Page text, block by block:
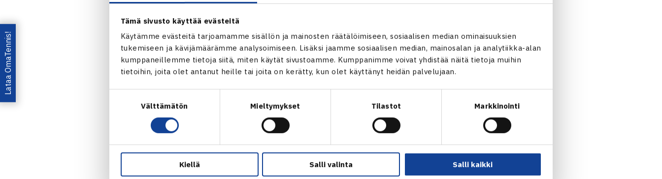
Tämä sivusto käyttää evästeitä
Käytämme evästeitä tarjoamamme sisällön ja mainosten räätälöimiseen, sosiaalisen median ominaisuuksien
tukemiseen ja kävijämäärämme analysoimiseen. Lisäksi jaamme sosiaalisen median, mainosalan ja analytiikka-alan
kumppaneillemme tietoja siitä, miten käytät sivustoamme. Kumppanimme voivat yhdistää näitä tietoja muihin
tietoihin, joita olet antanut heille tai joita on kerätty, kun olet käyttänyt heidän palvelujaan.
Välttämätön Mieltymykset Tilastot Markkinointi
Kiellä Salli valinta Salli kaikki
Jaa:
← Edellinen Seuraava uutinen: Kiiski jälleen Finnish… →
Lataa OmaTennis!